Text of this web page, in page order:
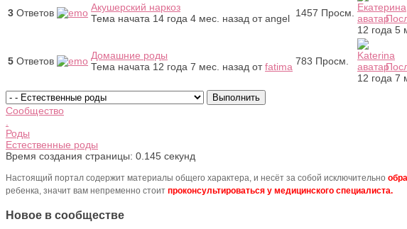
3 Ответов
Акушерский наркоз
Тема начата 14 года 4 мес. назад отangel 1457 Просм.
12 года 5
5 Ответов
Домашние роды
Тема начата 12 года 7 мес. назад отfatima 783 Просм.
12 года 7
Сообщество
Роды
Естественные роды
Время создания страницы: 0.145 секунд
Настоящий портал содержит материалы общего характера, и несёт за собой исключительно
ребенка, значит вам непременно стоит проконсультироваться у медицинского специалиста.
Новое в сообществе